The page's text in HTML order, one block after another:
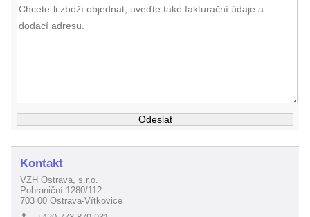
Kontakt
VZH Ostrava, s.r.o.
Pohraniční 1280/112
703 00 Ostrava-Vítkovice